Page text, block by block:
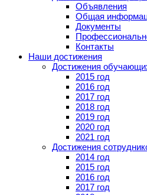
Объявления
Общая
Документы
Контакты
Наши достижения
Достижения
2015 год
2016 год
2017 год
2018 год
2019 год
2020 год
2021 год
Достижения
2014 год
2015 год
2016 год
2017 год